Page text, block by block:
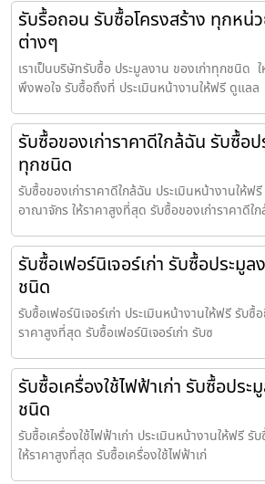
รับรื้อถอน รับซื้อโครงสร้าง ทุกหน่
ต่างๆ
เราเป็นบริษัทรับซื้อ ประมูลงาน ของเก่าทุกชนิด
พึงพอใจ รับซื้อถึงที่ ประเมินหน้างานให้ฟรี ดูแลล
รับซื้อของเก่าราคาดีใกล้ฉัน รับซื้อป
ทุกชนิด
รับซื้อของเก่าราคาดีใกล้ฉัน ประเมินหน้างานให้ฟ
อาณาจักร ให้ราคาสูงที่สุด รับซื้อของเก่าราคาดีใก
รับซื้อเฟอร์นิเจอร์เก่า รับซื้อประมูล
ชนิด
รับซื้อเฟอร์นิเจอร์เก่า ประเมินหน้างานให้ฟรี รับ
ราคาสูงที่สุด รับซื้อเฟอร์นิเจอร์เก่า รับซ
รับซื้อเครื่องใช้ไฟฟ้าเก่า รับซื้อประ
ชนิด
รับซื้อเครื่องใช้ไฟฟ้าเก่า ประเมินหน้างานให้ฟรี
ให้ราคาสูงที่สุด รับซื้อเครื่องใช้ไฟฟ้าเก่